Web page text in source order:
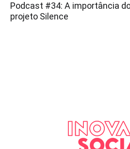
Podcast #34: A importância
projeto Silence